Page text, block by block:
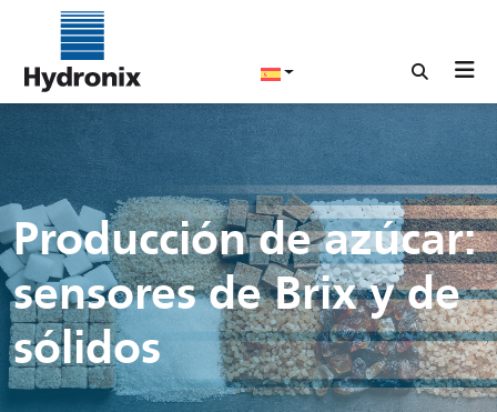
Producción de azúcar:
sensores de Brix y de
sólidos